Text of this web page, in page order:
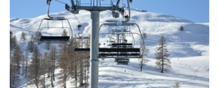
continuera
d’exercer
sur
leur
lég...
le
Conseil
d’Etat
ne
suspend